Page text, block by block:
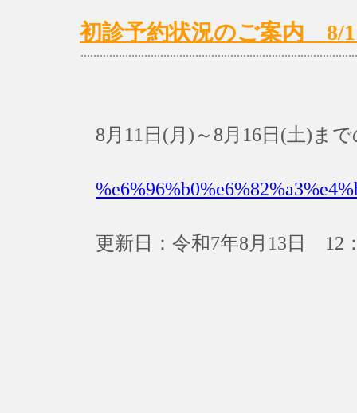
初診予約状況のご案内 8/
8月11日(月)～8月16日(土)ま
更新日：令和7年8月13日 12